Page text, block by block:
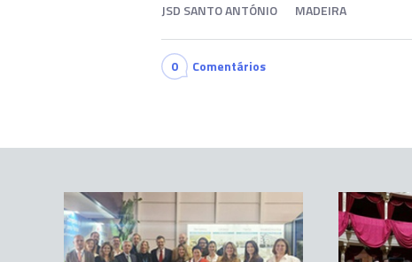
JSD SANTO ANTÓNIO MADEIRA
0 Comentários